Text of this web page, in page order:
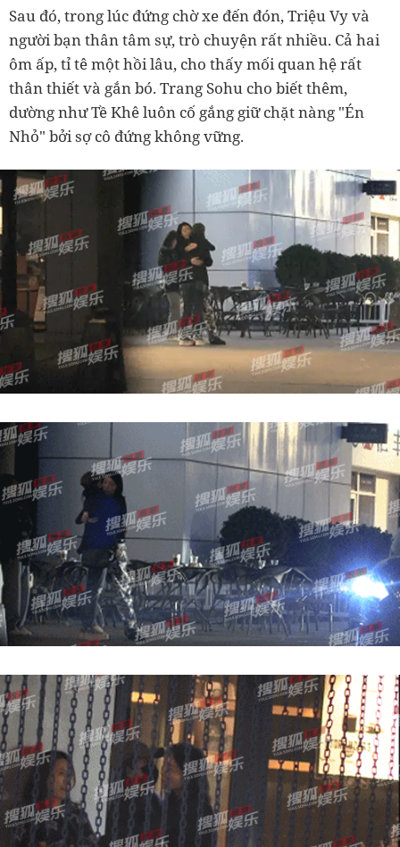
Sau đó, trong lúc đứng chờ xe đến đón, Triệu Vy và
người bạn thân tâm sự, trò chuyện rất nhiều. Cả hai
ôm ấp, tỉ tê một hồi lâu, cho thấy mối quan hệ rất
thân thiết và gắn bó. Trang Sohu cho biết thêm,
dường như Tề Khê luôn cố gắng giữ chặt nàng "Én
Nhỏ" bởi sợ cô đứng không vững.